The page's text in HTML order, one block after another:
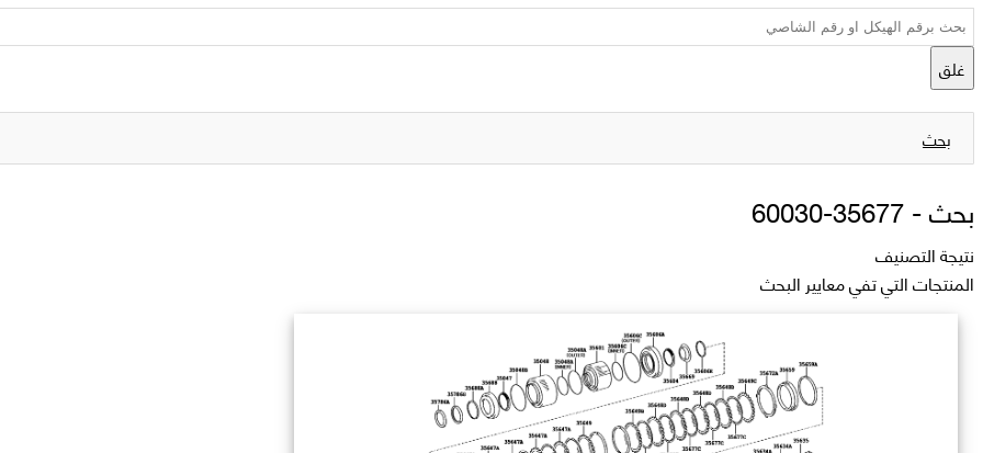
غلق
بحث
بحث -35677-60030
نتيجة التصنيف
المنتجات التي تفي معايير البحث